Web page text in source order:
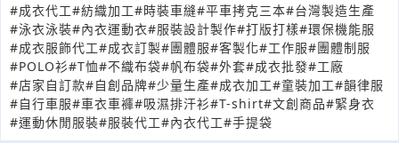
#成衣代工#紡織加工#時裝車縫#平車拷克三本#台灣製造生產
#泳衣泳裝#內衣運動衣#服裝設計製作#打版打樣#環保機能服
#成衣服飾代工#成衣訂製#團體服#客製化#工作服#團體制服
#POLO衫#T恤#不織布袋#帆布袋#外套#成衣批發#工廠
#店家自訂款#自創品牌#少量生產#成衣加工#童裝加工#韻律服
#自行車服#車衣車褲#吸濕排汗衫#T-shirt#文創商品#緊身衣
#運動休閒服裝#服裝代工#內衣代工#手提袋